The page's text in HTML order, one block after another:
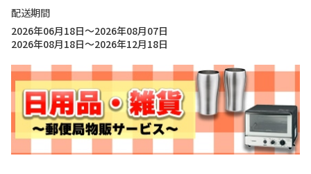
配送期間
2026年06月18日～2026年08月07日
2026年08月18日～2026年12月18日